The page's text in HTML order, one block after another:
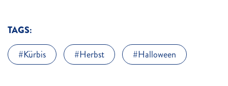
TAGS:
Kürbis
Herbst Halloween